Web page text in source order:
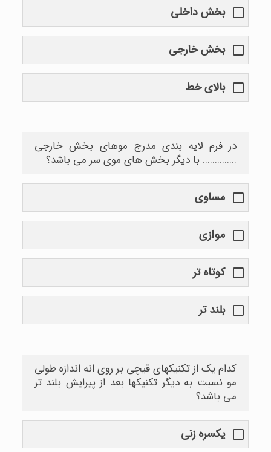
بخش داخلی
بخش خارجی
بالای خط
در فرم لایه بندی مدرج موهای بخش خارجی
.............. با دیگر بخش های موی سر می باشد؟
مساوی
موازی
کوتاه تر
بلند تر
کدام یک از تکنیکهای قیچی بر روی انه اندازه طولی
مو نسبت به دیگر تکنیکها بعد از پیرایش بلند تر
می باشد؟
یکسره زنی